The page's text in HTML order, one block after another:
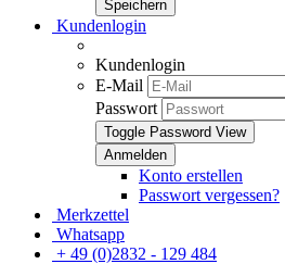
Kundenlogin
Kundenlogin
E-Mail
Passwort
Toggle Password View
Konto erstellen
Passwort vergessen?
Merkzettel
Whatsapp
+ 49 (0)2832 - 129 484